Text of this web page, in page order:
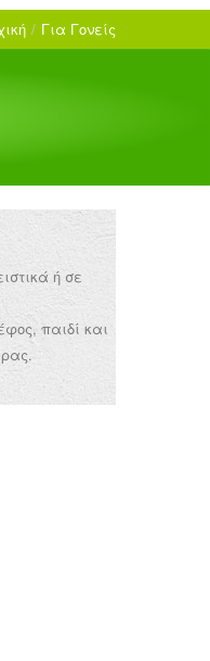
/ Για Γονείς
ή σε
παιδί και